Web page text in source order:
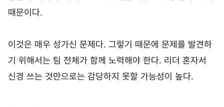
때문이다.
이것은 매우 성가신 문제다. 그렇기 때문에 문제를 발견하
기 위해서는 팀 전체가 함께 노력해야 한다. 리더 혼자서
신경 쓰는 것만으로는 감당하지 못할 가능성이 높다.